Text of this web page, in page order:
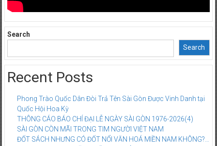
Search
Search
Recent Posts
Phong Trào Quốc Dân Đòi Trả Tên Sài Gòn Được Vinh Danh tại
Quốc Hội Hoa Kỳ
THÔNG CÁO BÁO CHÍ ĐẠI LỄ NGÀY SÀI GÒN 1976-2026(4)
SÀI GÒN CÒN MÃI TRONG TIM NGƯỜI VIỆT NAM
ĐỐT SÁCH NHƯNG CÓ ĐỐT NỔI VĂN HOÁ MIỀN NAM KHÔNG?…